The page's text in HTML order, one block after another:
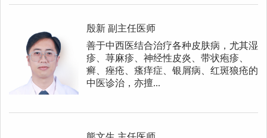
殷新 副主任医师
善于中西医结合治疗各种皮肤病，尤其湿
疹、荨麻疹、神经性皮炎、带状疱疹、
癣、痤疮、瘙痒症、银屑病、红斑狼疮的
中医诊治，亦擅...